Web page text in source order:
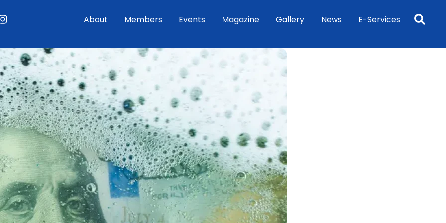
About Members Events Magazine Gallery News E-Services